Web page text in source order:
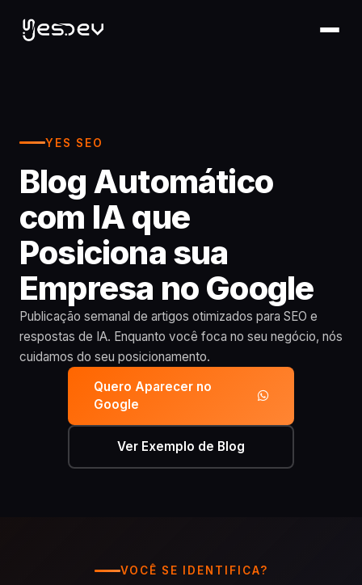
YES SEO
Blog Automático
com IA que
Posiciona sua
Empresa no Google
Publicação semanal de artigos otimizados para SEO e
respostas de IA. Enquanto você foca no seu negócio, nós
cuidamos do seu posicionamento.
Quero Aparecer no
Google
Ver Exemplo de Blog
VOCÊ SE IDENTIFICA?